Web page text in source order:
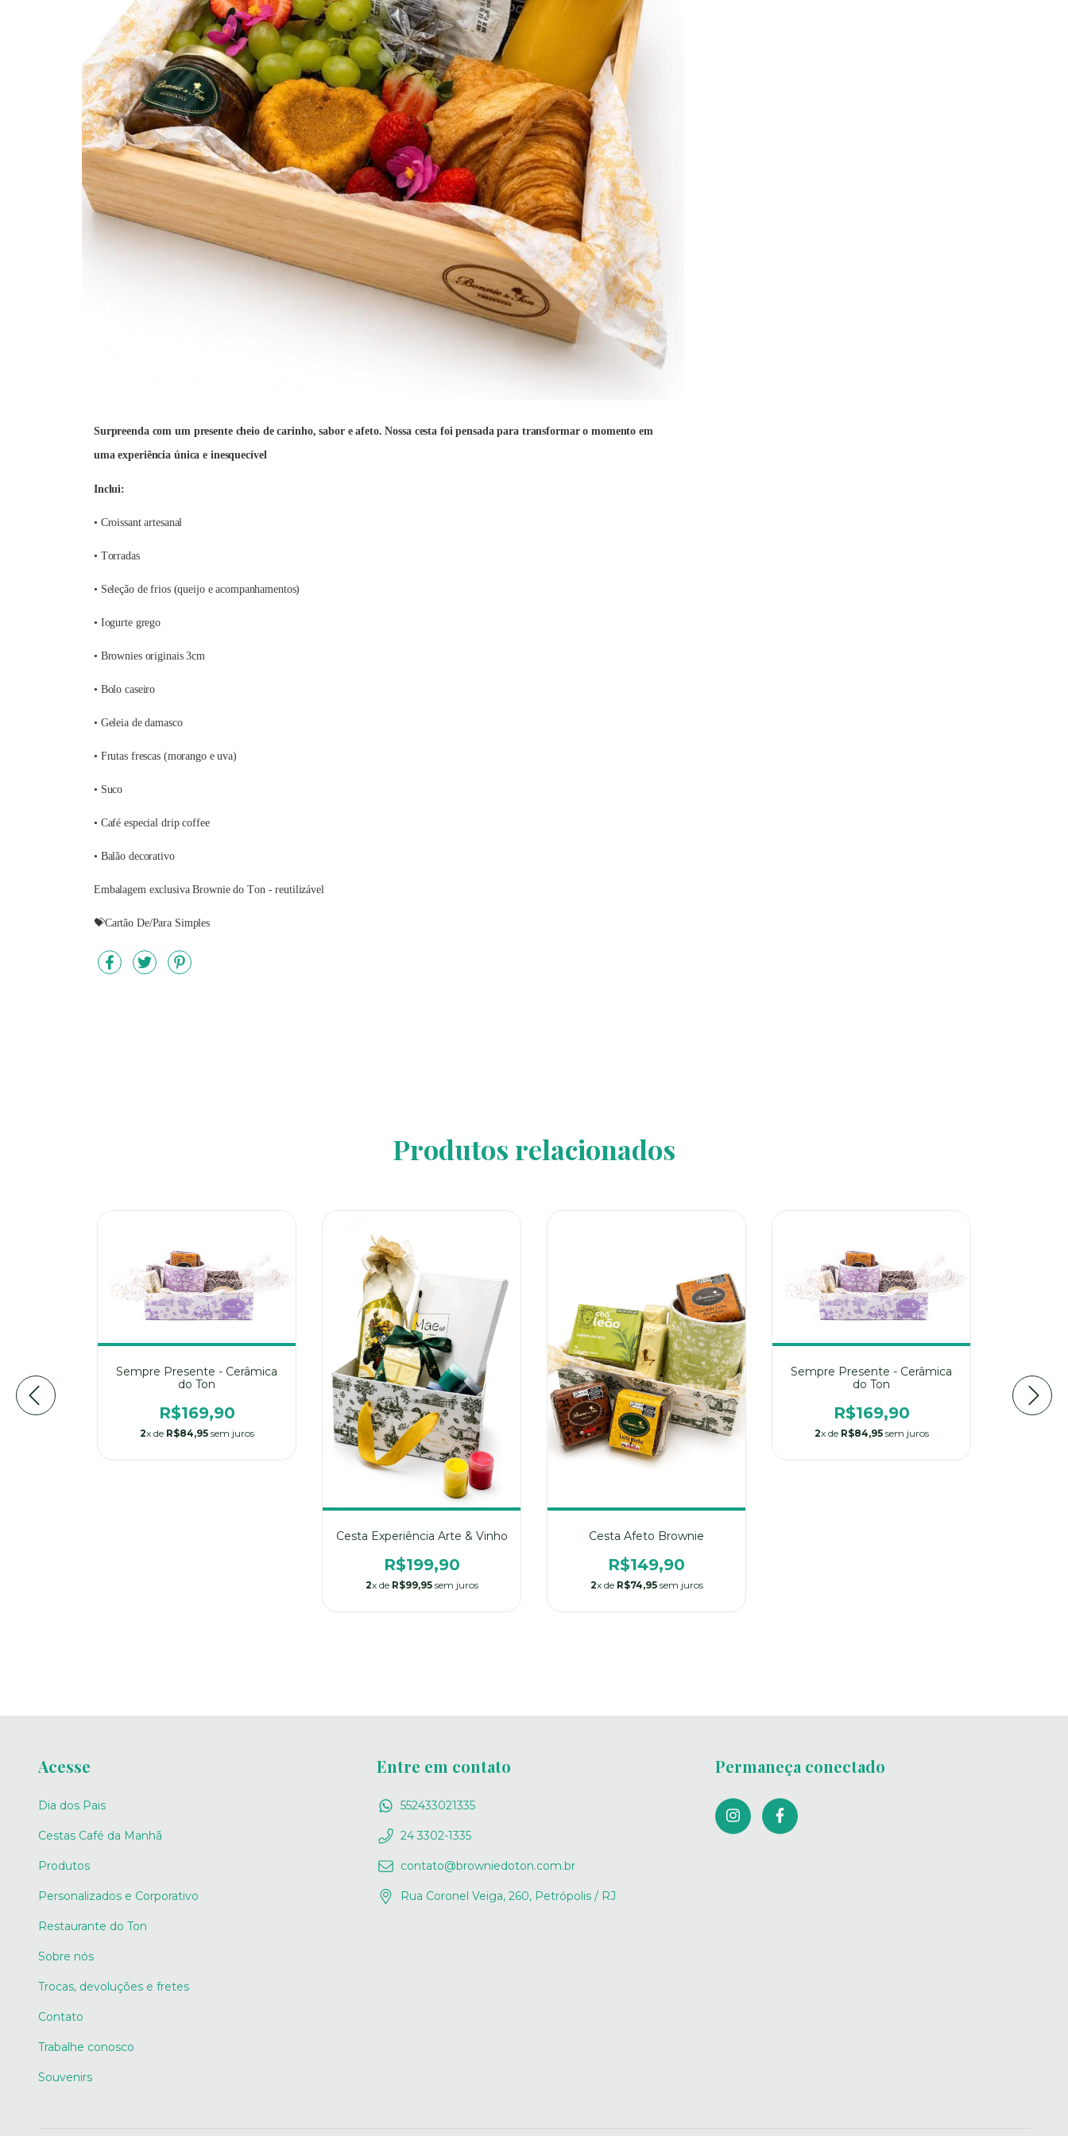
Surpreenda com um presente cheio de carinho, sabor e afeto. Nossa cesta foi pensada para transformar o momento em
uma experiência única e inesquecível
Inclui:
• Croissant artesanal
• Torradas
• Seleção de frios (queijo e acompanhamentos)
• Iogurte grego
• Brownies originais 3cm
• Bolo caseiro
• Geleia de damasco
• Frutas frescas (morango e uva)
• Suco
• Café especial drip coffee
• Balão decorativo
Embalagem exclusiva Brownie do Ton - reutilizável
💝Cartão De/Para Simples
Produtos relacionados
Sempre Presente - Cerâmica
do Ton
R$169,90
2x de R$84,95sem juros
Cesta Experiência Arte & Vinho
R$199,90
2x de R$99,95sem juros
Cesta Afeto Brownie
R$149,90
2x de R$74,95sem juros
Sempre Presente - Cerâmica
do Ton
R$169,90
2x de R$84,95sem juros
Acesse
Dia dos Pais
Cestas Café da Manhã
Produtos
Personalizados e Corporativo
Restaurante do Ton
Sobre nós
Trocas, devoluções e fretes
Contato
Trabalhe conosco
Souvenirs
Entre em contato
552433021335
24 3302-1335
contato@browniedoton.com.br
Rua Coronel Veiga, 260, Petrópolis / RJ
Permaneça conectado